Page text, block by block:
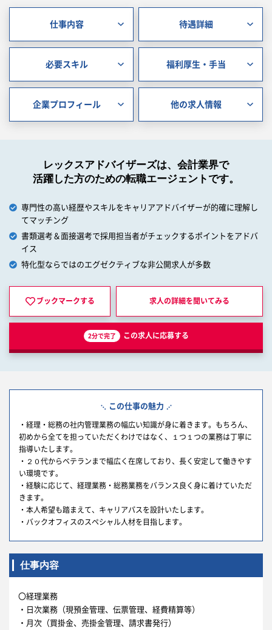
仕事内容 待遇詳細
必要スキル 福利厚生・手当
企業プロフィール 他の求人情報
レックスアドバイザーズは、会計業界で
活躍した方のための転職エージェントです。
専門性の高い経歴やスキルをキャリアアドバイザーが的確に理解し
てマッチング
書類選考＆面接選考で採用担当者がチェックするポイントをアドバ
イス
特化型ならではのエグゼクティブな非公開求人が多数
ブックマークする 求人の詳細を聞いてみる
2分で完了 この求人に応募する
この仕事の魅力
・経理・総務の社内管理業務の幅広い知識が身に着きます。もちろん、
初めから全てを担っていただくわけではなく、１つ１つの業務は丁寧に
指導いたします。
・２０代からベテランまで幅広く在席しており、長く安定して働きやす
い環境です。
・経験に応じて、経理業務・総務業務をバランス良く身に着けていただ
きます。
・本人希望も踏まえて、キャリアパスを設計いたします。
・バックオフィスのスペシャル人材を目指します。
仕事内容
〇経理業務
・日次業務（現預金管理、伝票管理、経費精算等）
・月次（買掛金、売掛金管理、請求書発行）